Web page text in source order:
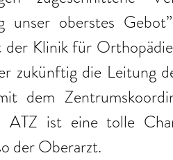
unser oberstes
Klinik für
zukünftig die Leitung
dem
ATZ ist eine tolle
der Oberarzt.